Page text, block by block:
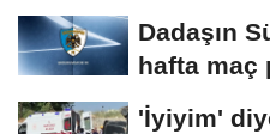
Dadaşın
hafta maç
'İyiyim'